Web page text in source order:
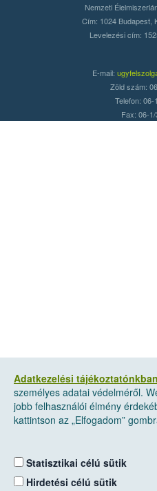
Adatkezelési tájékoztatónkban
személyes adatai védelméről.
jobb felhasználói élmény
kattintson az „Elfogadom”
Statisztikai célú sütik
Hirdetési célú sütik
Nemzeti
Cím: 1024 Budapest,
Levelezési cím:
E-mail:
Zöld szám:
Telefon: 06-
Fax: 06-